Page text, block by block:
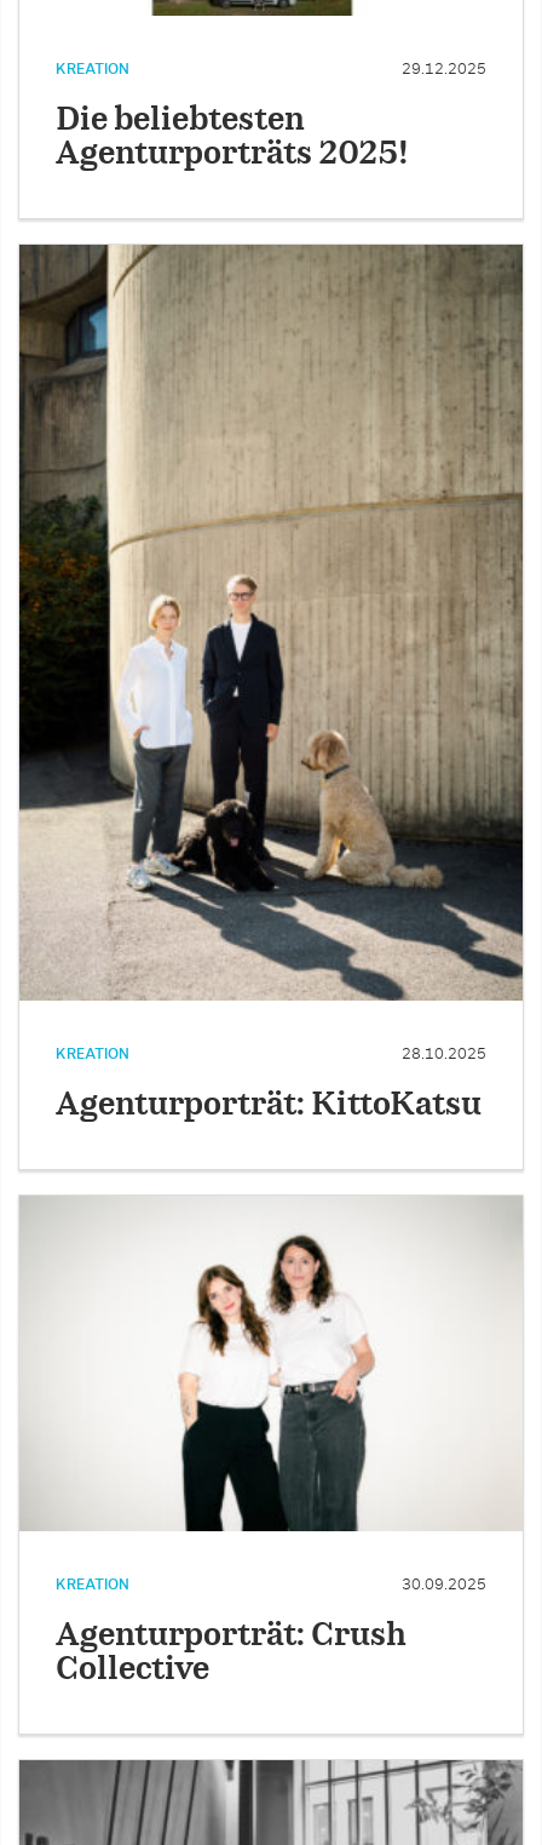
KREATION 29.12.2025
Die beliebtesten
Agenturporträts 2025!
KREATION 28.10.2025
Agenturporträt: KittoKatsu
KREATION 30.09.2025
Agenturporträt: Crush
Collective